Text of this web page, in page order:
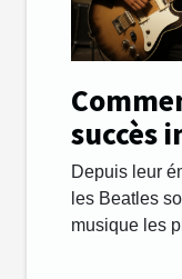
succès
Beatles
Depuis leur
les Beatles
musique les